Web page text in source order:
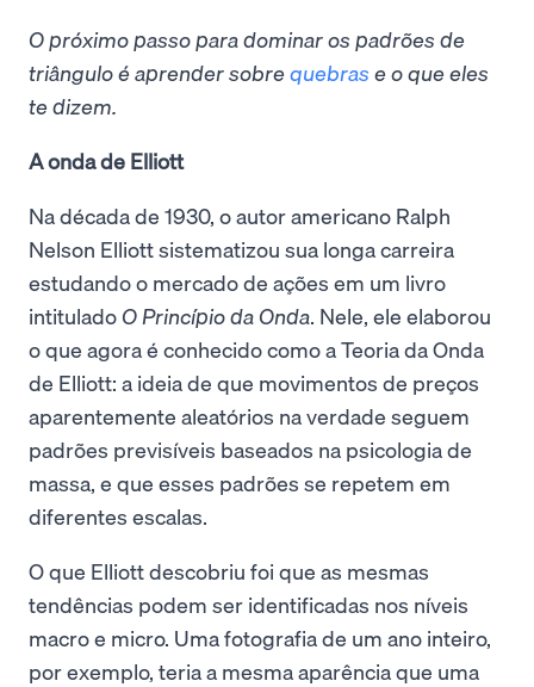
O próximo passo para dominar os padrões de
triângulo é aprender sobrequebras e o que eles
te dizem.
A onda de Elliott
Na década de 1930, o autor americano Ralph
Nelson Elliott sistematizou sua longa carreira
estudando o mercado de ações em um livro
intitulado O Princípio da Onda. Nele, ele elaborou
o que agora é conhecido como a Teoria da Onda
de Elliott: a ideia de que movimentos de preços
aparentemente aleatórios na verdade seguem
padrões previsíveis baseados na psicologia de
massa, e que esses padrões se repetem em
diferentes escalas.
O que Elliott descobriu foi que as mesmas
tendências podem ser identificadas nos níveis
macro e micro. Uma fotografia de um ano inteiro,
por exemplo, teria a mesma aparência que uma